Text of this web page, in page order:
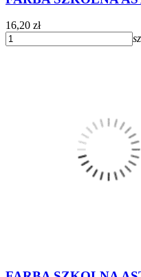
16,20 zł